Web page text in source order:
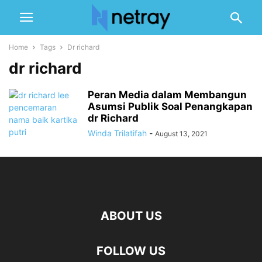
Home Tags Dr richard
dr richard
Peran Media dalam Membangun
Asumsi Publik Soal Penangkapan
dr Richard
Winda Trilatifah - August 13, 2021
ABOUT US
FOLLOW US